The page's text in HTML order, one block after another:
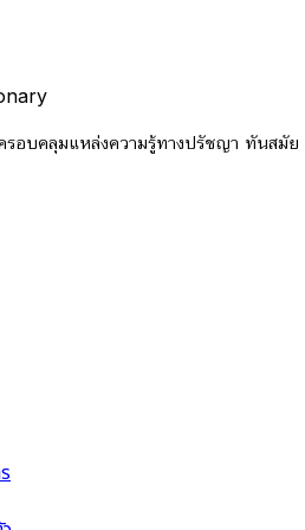
บคลุมแหล่งความรู้ทางปรัชญา ทันสมัย